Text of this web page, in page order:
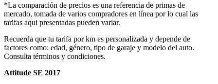
*La comparación de precios es una referencia de primas de
mercado, tomada de varios compradores en línea por lo cual las
tarifas aqui presentadas pueden variar.
Recuerda que tu tarifa por km es personalizada y depende de
factores como: edad, género, tipo de garaje y modelo del auto.
Consulta términos y condiciones.
Attitude SE 2017